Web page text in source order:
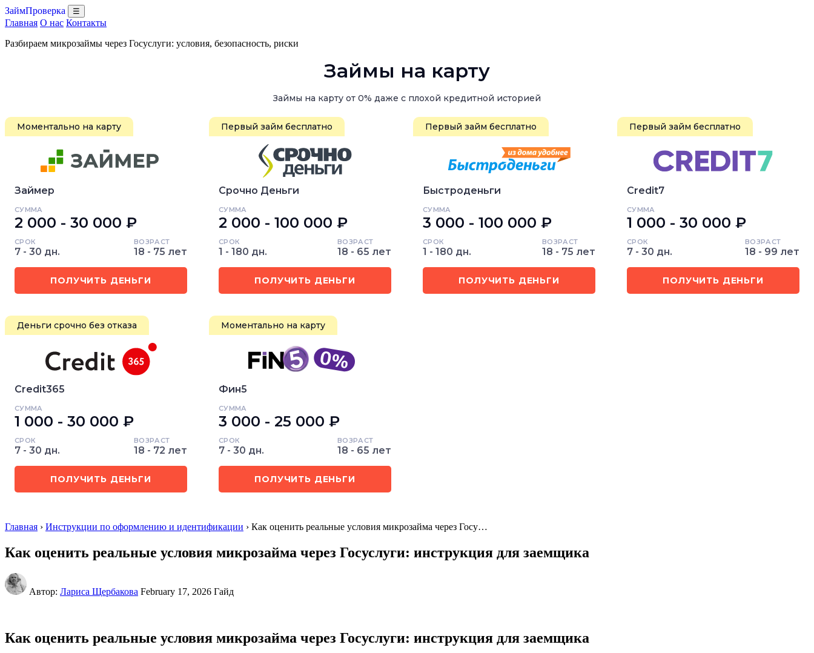
ЗаймПроверка ☰
Главная О нас Контакты
Разбираем микрозаймы через Госуслуги: условия, безопасность, риски
Займы на карту
Займы на карту от 0% даже с плохой кредитной историей
Моментально на карту
Займер
СУММА
2 000 - 30 000 ₽
СРОК
7 - 30 дн.
ВОЗРАСТ
18 - 75 лет
ПОЛУЧИТЬ ДЕНЬГИ
Первый займ бесплатно
Срочно Деньги
СУММА
2 000 - 100 000 ₽
СРОК
1 - 180 дн.
ВОЗРАСТ
18 - 65 лет
ПОЛУЧИТЬ ДЕНЬГИ
Первый займ бесплатно
Быстроденьги
СУММА
3 000 - 100 000 ₽
СРОК
1 - 180 дн.
ВОЗРАСТ
18 - 75 лет
ПОЛУЧИТЬ ДЕНЬГИ
Первый займ бесплатно
Credit7
СУММА
1 000 - 30 000 ₽
СРОК
7 - 30 дн.
ВОЗРАСТ
18 - 99 лет
ПОЛУЧИТЬ ДЕНЬГИ
Деньги срочно без отказа
Credit365
СУММА
1 000 - 30 000 ₽
СРОК
7 - 30 дн.
ВОЗРАСТ
18 - 72 лет
ПОЛУЧИТЬ ДЕНЬГИ
Моментально на карту
Фин5
СУММА
3 000 - 25 000 ₽
СРОК
7 - 30 дн.
ВОЗРАСТ
18 - 65 лет
ПОЛУЧИТЬ ДЕНЬГИ
Главная › Инструкции по оформлению и идентификации › Как оценить реальные условия микрозайма через Госу…
Как оценить реальные условия микрозайма через Госуслуги: инструкция для заемщика
Автор: Лариса Щербакова February 17, 2026 Гайд
Как оценить реальные условия микрозайма через Госуслуги: инструкция для заемщика